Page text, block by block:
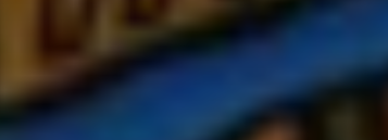
J'accepte lestermes et conditions
* Champ obligatoire
Statut / Organisation